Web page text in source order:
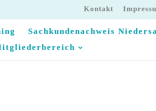
Kontakt
Sachkundenachweis